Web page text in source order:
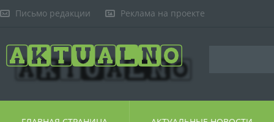
Письмо редакции Реклама на проекте